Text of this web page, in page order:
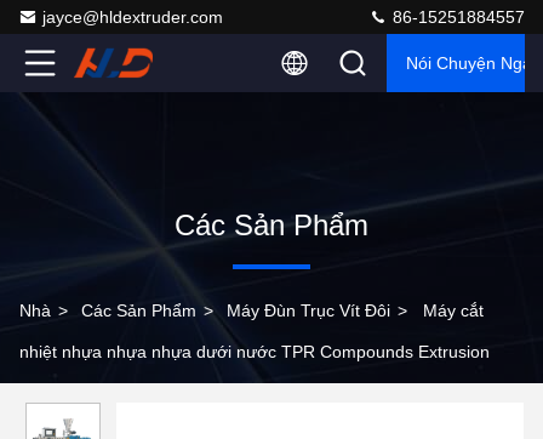
jayce@hldextruder.com 86-15251884557
Nói Chuyện Ngay.
Các Sản Phẩm
Nhà > Các Sản Phẩm > Máy Đùn Trục Vít Đôi > Máy cắt
nhiệt nhựa nhựa nhựa dưới nước TPR Compounds Extrusion